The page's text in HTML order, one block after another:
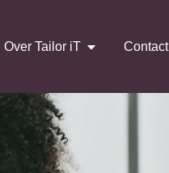
Over Tailor iT Contact